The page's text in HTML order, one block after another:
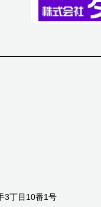
3丁目10番1号